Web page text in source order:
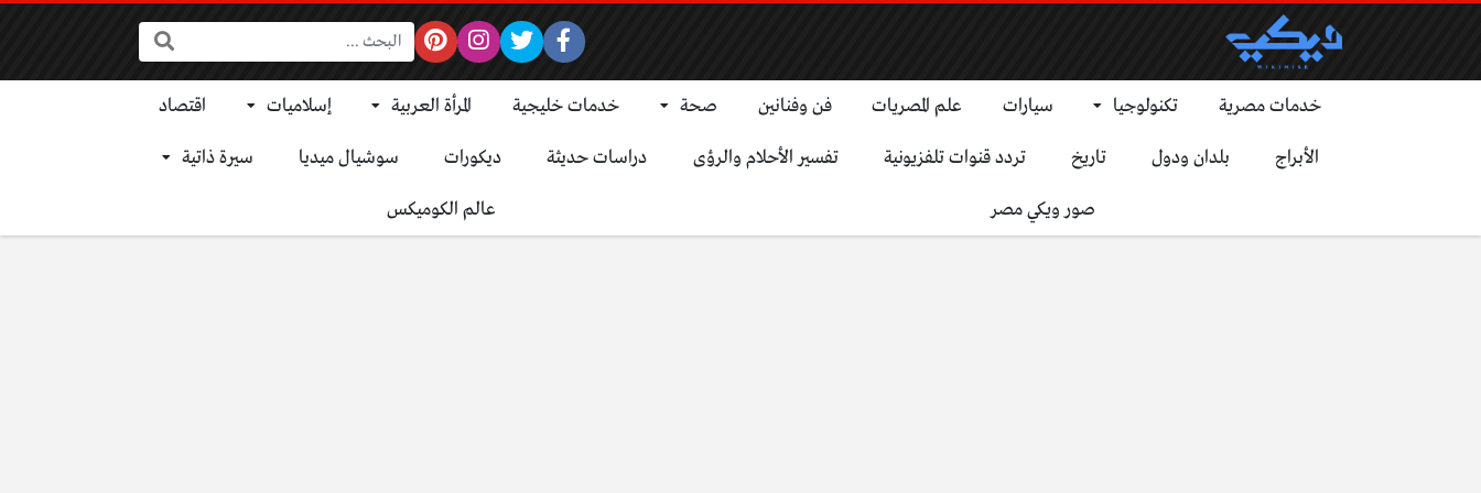
البحث:
خدمات مصرية تكنولوجيا سيارات علم المصريات فن وفنانين صحة خدمات خليجية المرأة العربية إسلاميات اقتصاد
الأبراج بلدان ودول تاريخ تردد قنوات تلفزيونية تفسير الأحلام والرؤى دراسات حديثة ديكورات سوشيال ميديا سيرة ذاتية
صور ويكي مصر عالم الكوميكس